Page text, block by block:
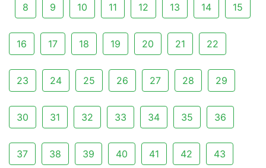
8 9 10 11 12 13 14 15
16 17 18 19 20 21 22
23 24 25 26 27 28 29
30 31 32 33 34 35 36
37 38 39 40 41 42 43